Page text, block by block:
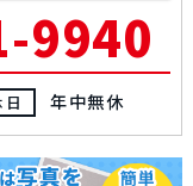
9940
年中無休